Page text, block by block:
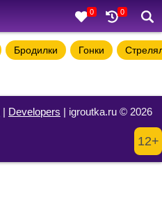
0 0
Бродилки Гонки
| Developers | igroutka.ru © 2026
12+